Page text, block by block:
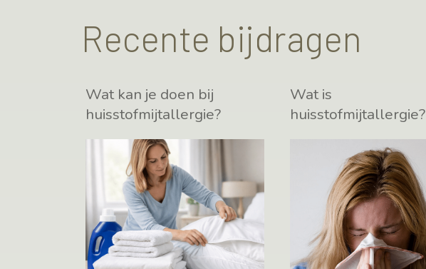
Recente bijdragen
Wat kan je doen bij
huisstofmijtallergie?
Wat is
huisstofmijtallergie?